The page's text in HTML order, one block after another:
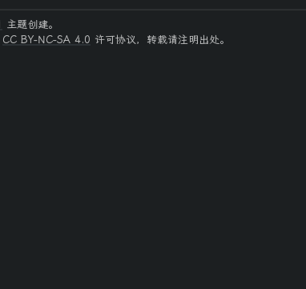
主题创建。
CC BY-NC-SA 4.0 许可协议，转载请注明出处。